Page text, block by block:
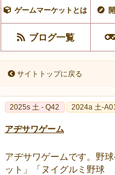
ゲームマーケットとは
ブログ一覧
サイトトップに戻る
2025s 土 - Q42 2024a 土-
アヂサワゲーム
アヂサワゲームです。野
ット」「ヌイグルミ野球